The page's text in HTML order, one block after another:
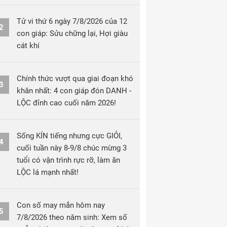
Tử vi thứ 6 ngày 7/8/2026 của 12
con giáp: Sửu chững lại, Hợi giàu
cát khí
Chính thức vượt qua giai đoạn khó
khăn nhất: 4 con giáp đón DANH -
LỘC đỉnh cao cuối năm 2026!
Sống KÍN tiếng nhưng cực GIỎI,
cuối tuần này 8-9/8 chúc mừng 3
tuổi có vận trình rực rỡ, làm ăn
LỘC lá mạnh nhất!
Con số may mắn hôm nay
7/8/2026 theo năm sinh: Xem số